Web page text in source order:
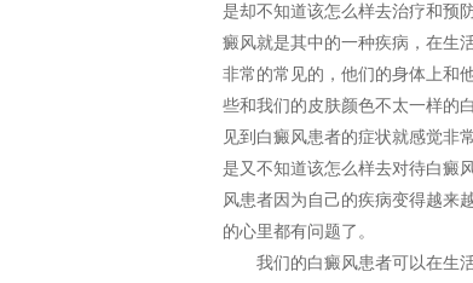
是却不知道该怎么样去治疗和预
癜风就是其中的一种疾病，在生
非常的常见的，他们的身体上和
些和我们的皮肤颜色不太一样的
见到白癜风患者的症状就感觉非
是又不知道该怎么样去对待白癜
风患者因为自己的疾病变得越来
的心里都有问题了。
我们的白癜风患者可以在生